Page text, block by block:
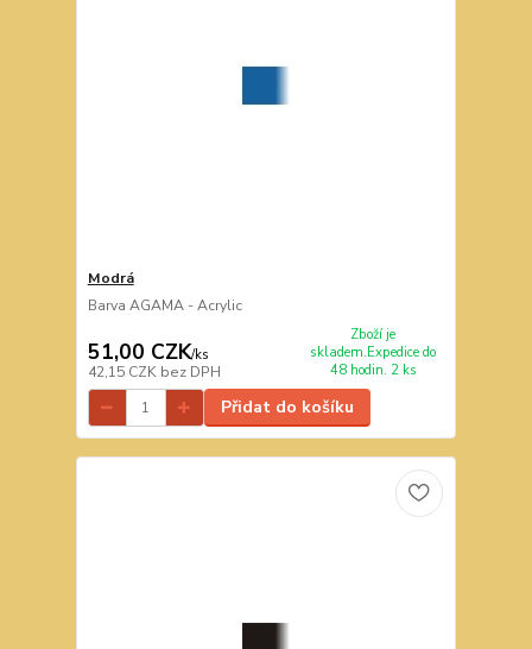
Modrá
Barva AGAMA - Acrylic
51,00 CZK/ks
42,15 CZK bez DPH
Zboží je
skladem.Expedice do
48 hodin. 2 ks
Přidat do košíku